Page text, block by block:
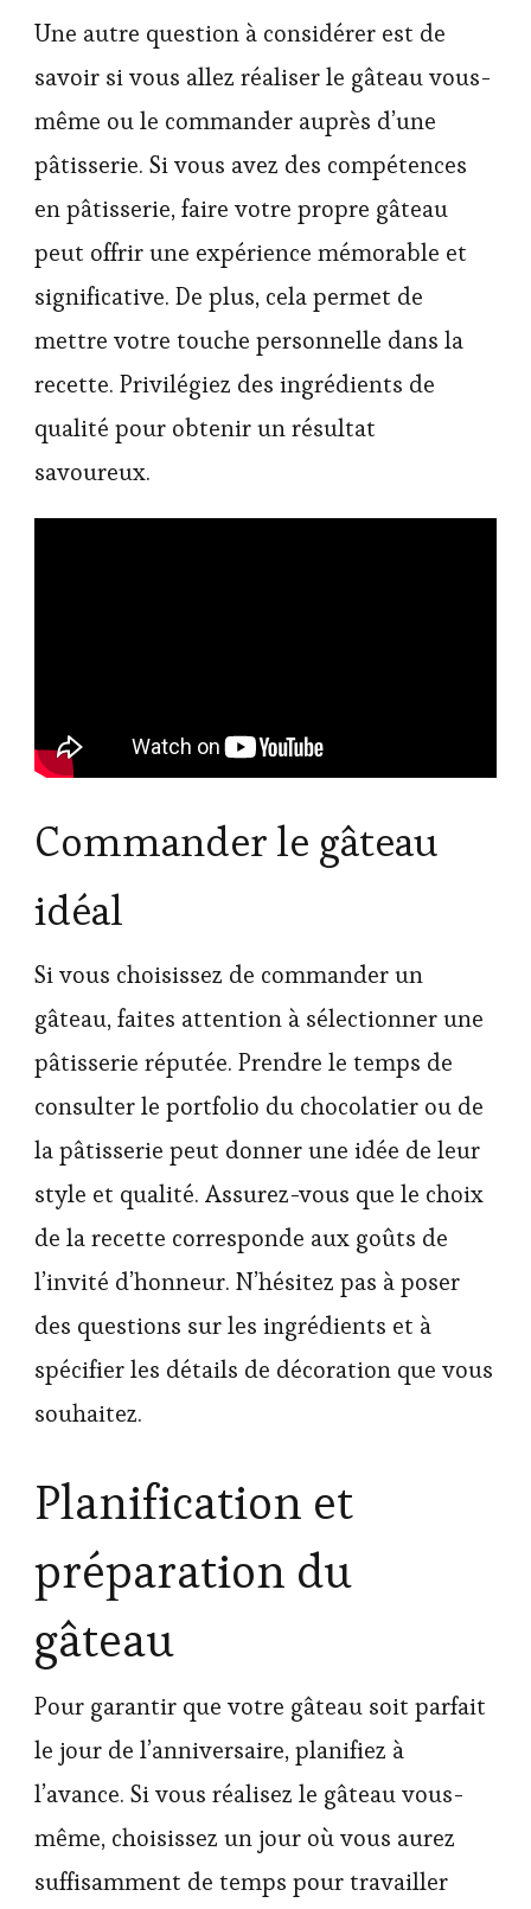
Une autre question à considérer est de
savoir si vous allez réaliser le gâteau vous-
même ou le commander auprès d’une
pâtisserie. Si vous avez des compétences
en pâtisserie, faire votre propre gâteau
peut offrir une expérience mémorable et
significative. De plus, cela permet de
mettre votre touche personnelle dans la
recette. Privilégiez des ingrédients de
qualité pour obtenir un résultat
savoureux.
Commander le gâteau
idéal
Si vous choisissez de commander un
gâteau, faites attention à sélectionner une
pâtisserie réputée. Prendre le temps de
consulter le portfolio du chocolatier ou de
la pâtisserie peut donner une idée de leur
style et qualité. Assurez-vous que le choix
de la recette corresponde aux goûts de
l’invité d’honneur. N’hésitez pas à poser
des questions sur les ingrédients et à
spécifier les détails de décoration que vous
souhaitez.
Planification et
préparation du
gâteau
Pour garantir que votre gâteau soit parfait
le jour de l’anniversaire, planifiez à
l’avance. Si vous réalisez le gâteau vous-
même, choisissez un jour où vous aurez
suffisamment de temps pour travailler